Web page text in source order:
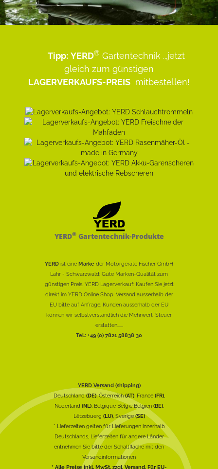
Tipp: YERD® Gartentechnik ...jetzt
gleich zum günstigen
LAGERVERKAUFS-PREIS mitbestellen!
YERD®Gartentechnik-Produkte
YERD ist eine Marke der Motorgeräte Fischer GmbH
Lahr - Schwarzwald: Gute Marken-Qualität zum
günstigen Preis. YERD Lagerverkauf: Kaufen Sie jetzt
direkt im YERD Online Shop. Versand ausserhalb der
EU bitte auf Anfrage. Kunden ausserhalb der EU
können wir selbstverständlich die Mehrwert-Steuer
erstatten......
Tel.: +49 (0) 7821 58838 30
YERD Versand (shipping)
Deutschland(DE), Österreich(AT), France (FR),
Nederland (NL), Belgique België Belgien (BE),
Lëtzebuerg (LU), Sverige(SE)
* Lieferzeiten gelten für Lieferungen innerhalb
Deutschlands, Lieferzeiten für andere Länder
entnehmen Sie bitte der Schaltfläche mit den
Versandinformationen
* Alle Preise inkl. MwSt. zzgl. Versand. Für EU-